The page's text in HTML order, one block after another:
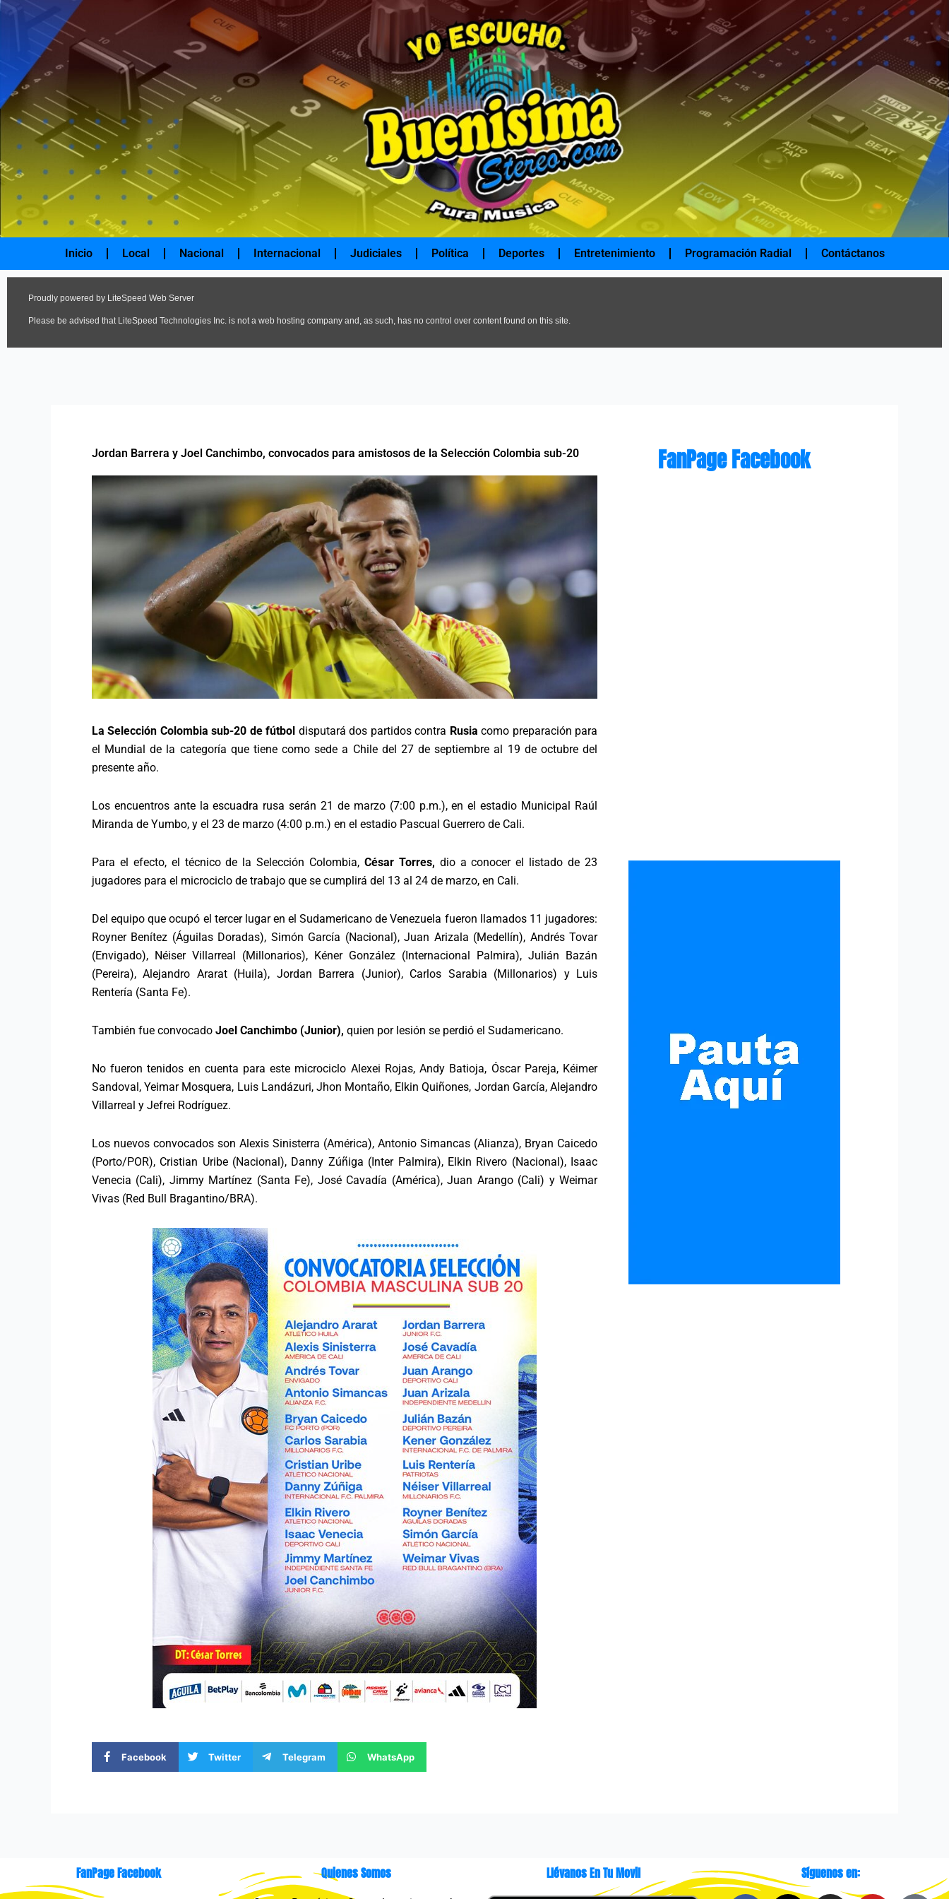
Ir
contenido
Inicio Local Nacional Internacional Judiciales Política Deportes Entretenimiento Programación Radial Contáctanos
Jordan Barrera y Joel Canchimbo, convocados para amistosos de la Selección Colombia sub-20
La Selección Colombia sub-20 de fútbol disputará dos partidos contra Rusia como preparación para
el Mundial de la categoría que tiene como sede a Chile del 27 de septiembre al 19 de octubre del
presente año.
Los encuentros ante la escuadra rusa serán 21 de marzo (7:00 p.m.), en el estadio Municipal Raúl
Miranda de Yumbo, y el 23 de marzo (4:00 p.m.) en el estadio Pascual Guerrero de Cali.
Para el efecto, el técnico de la Selección Colombia, César Torres, dio a conocer el listado de 23
jugadores para el microciclo de trabajo que se cumplirá del 13 al 24 de marzo, en Cali.
Del equipo que ocupó el tercer lugar en el Sudamericano de Venezuela fueron llamados 11 jugadores:
Royner Benítez (Águilas Doradas), Simón García (Nacional), Juan Arizala (Medellín), Andrés Tovar
(Envigado), Néiser Villarreal (Millonarios), Kéner González (Internacional Palmira), Julián Bazán
(Pereira), Alejandro Ararat (Huila), Jordan Barrera (Junior), Carlos Sarabia (Millonarios) y Luis
Rentería (Santa Fe).
También fue convocado Joel Canchimbo (Junior), quien por lesión se perdió el Sudamericano.
No fueron tenidos en cuenta para este microciclo Alexei Rojas, Andy Batioja, Óscar Pareja, Kéimer
Sandoval, Yeimar Mosquera, Luis Landázuri, Jhon Montaño, Elkin Quiñones, Jordan García, Alejandro
Villarreal y Jefrei Rodríguez.
Los nuevos convocados son Alexis Sinisterra (América), Antonio Simancas (Alianza), Bryan Caicedo
(Porto/POR), Cristian Uribe (Nacional), Danny Zúñiga (Inter Palmira), Elkin Rivero (Nacional), Isaac
Venecia (Cali), Jimmy Martínez (Santa Fe), José Cavadía (América), Juan Arango (Cali) y Weimar
Vivas (Red Bull Bragantino/BRA).
Facebook Twitter Telegram WhatsApp
FanPage Facebook
FanPage Facebook Quienes Somos Llévanos En Tu Movil Síguenos en: